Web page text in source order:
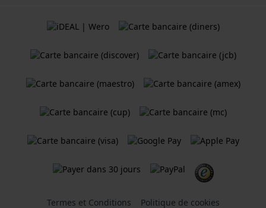
Termes et Conditions Politique de cookies